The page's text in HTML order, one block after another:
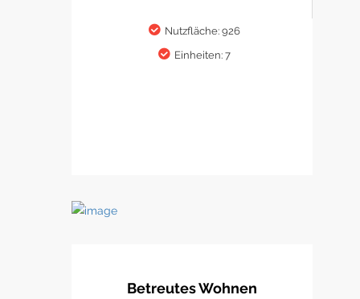
Nutzfläche: 926
Einheiten: 7
Betreutes Wohnen